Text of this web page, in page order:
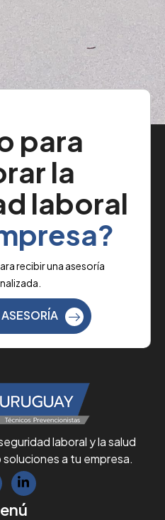
para
la
laboral
recibir una asesoría
laboral y la salud
a tu empresa.